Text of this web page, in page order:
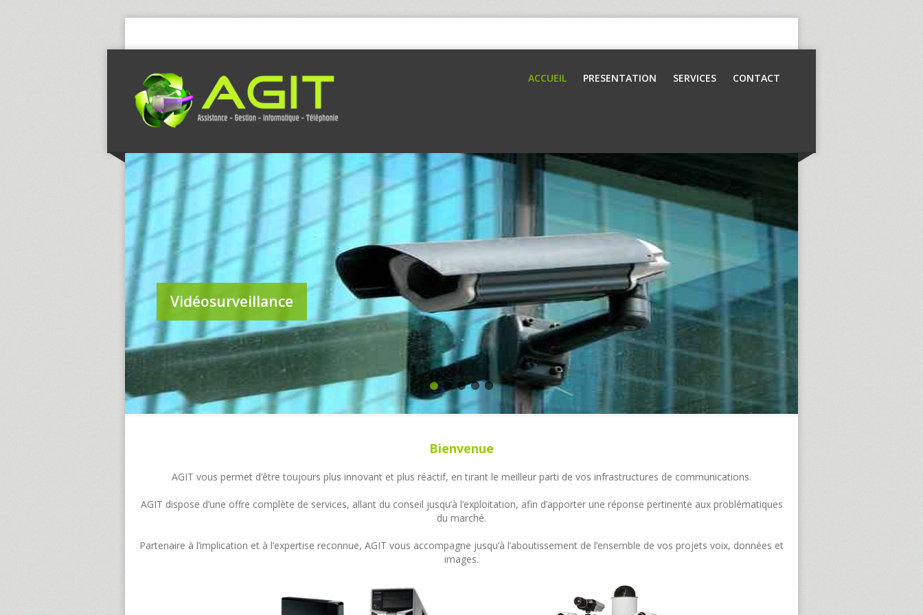
ACCUEIL PRESENTATION SERVICES CONTACT
Vidéosurveillance
Bienvenue
AGIT vous permet d’être toujours plus innovant et plus réactif, en tirant le meilleur parti de vos infrastructures de communications.
AGIT dispose d’une offre complète de services, allant du conseil jusqu’à l’exploitation, afin d’apporter une réponse pertinente aux problématiques
du marché.
Partenaire à l’implication et à l’expertise reconnue, AGIT vous accompagne jusqu’à l’aboutissement de l’ensemble de vos projets voix, données et
images.